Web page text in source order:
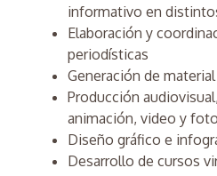
informativo en
Elaboración y
periodísticas
Generación de
Producción
animación, video y
Diseño gráfico e
Desarrollo de cursos